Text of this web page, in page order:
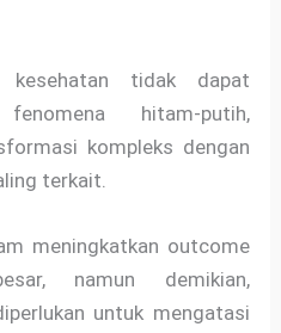
tidak dapat
hitam-putih,
kompleks dengan
terkait.
meningkatkan outcome
namun demikian,
untuk mengatasi